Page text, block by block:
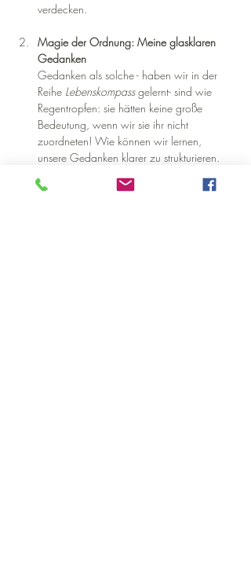
verdecken.
Magie der Ordnung: Meine glasklaren
Gedanken
Gedanken als solche - haben wir in der
Reihe Lebenskompass gelernt- sind wie
Regentropfen: sie hätten keine große
Bedeutung, wenn wir sie ihr nicht
zuordneten! Wie können wir lernen,
unsere Gedanken klarer zu strukturieren.
Feindbilder aufzulösen? Ängste
freizusetzen? Möglichkeiten schaffen?